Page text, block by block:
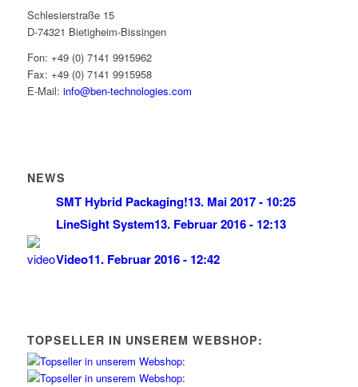
Schlesierstraße 15
D-74321 Bietigheim-Bissingen
Fon: +49 (0) 7141 9915962
Fax: +49 (0) 7141 9915958
E-Mail: info@ben-technologies.com
NEWS
SMT Hybrid Packaging!13. Mai 2017 - 10:25
LineSight System13. Februar 2016 - 12:13
Video11. Februar 2016 - 12:42
TOPSELLER IN UNSEREM WEBSHOP: